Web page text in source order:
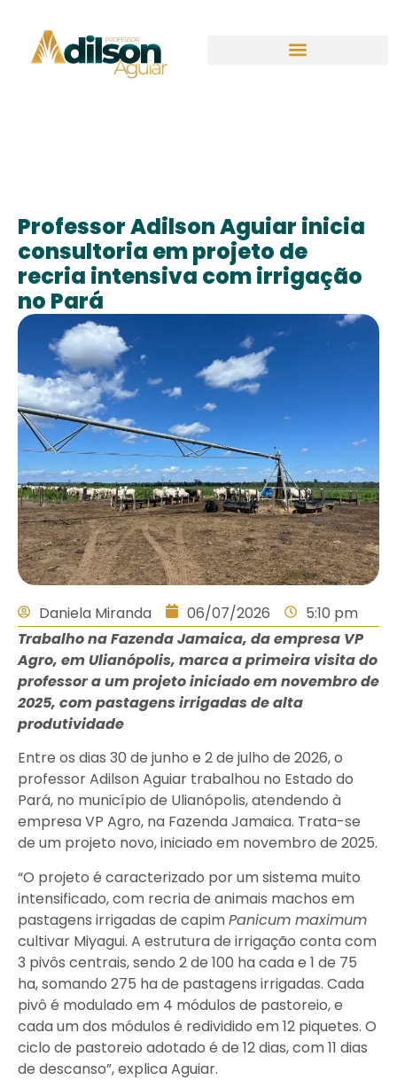
Professor Adilson Aguiar inicia
consultoria em projeto de
recria intensiva com irrigação
no Pará
Daniela Miranda 06/07/2026
5:10 pm
Trabalho na Fazenda Jamaica, da empresa VP
Agro, em Ulianópolis, marca a primeira visita do
professor a um projeto iniciado em novembro de
2025, com pastagens irrigadas de alta
produtividade
Entre os dias 30 de junho e 2 de julho de 2026, o
professor Adilson Aguiar trabalhou no Estado do
Pará, no município de Ulianópolis, atendendo à
empresa VP Agro, na Fazenda Jamaica. Trata-se
de um projeto novo, iniciado em novembro de 2025.
“O projeto é caracterizado por um sistema muito
intensificado, com recria de animais machos em
pastagens irrigadas de capimPanicum maximum
cultivar Miyagui. A estrutura de irrigação conta com
3 pivôs centrais, sendo 2 de 100 ha cada e 1 de 75
ha, somando 275 ha de pastagens irrigadas. Cada
pivô é modulado em 4 módulos de pastoreio, e
cada um dos módulos é redividido em 12 piquetes. O
ciclo de pastoreio adotado é de 12 dias, com 11 dias
de descanso”, explica Aguiar.